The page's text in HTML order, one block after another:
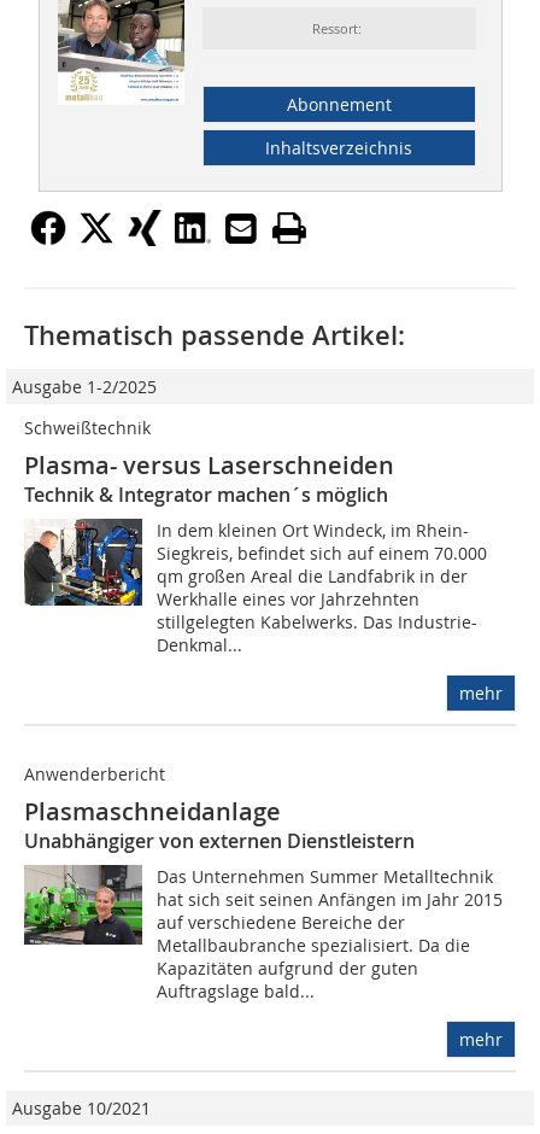
Ressort:
Abonnement
Inhaltsverzeichnis
Thematisch passende Artikel:
Ausgabe 1-2/2025
Schweißtechnik
Plasma- versus Laserschneiden
Technik & Integrator machen´s möglich
In dem kleinen Ort Windeck, im Rhein-
Siegkreis, befindet sich auf einem 70.000
qm großen Areal die Landfabrik in der
Werkhalle eines vor Jahrzehnten
stillgelegten Kabelwerks. Das Industrie-
Denkmal...
mehr
Anwenderbericht
Plasmaschneidanlage
Unabhängiger von externen Dienstleistern
Das Unternehmen Summer Metalltechnik
hat sich seit seinen Anfängen im Jahr 2015
auf verschiedene Bereiche der
Metallbaubranche spezialisiert. Da die
Kapazitäten aufgrund der guten
Auftragslage bald...
mehr
Ausgabe 10/2021